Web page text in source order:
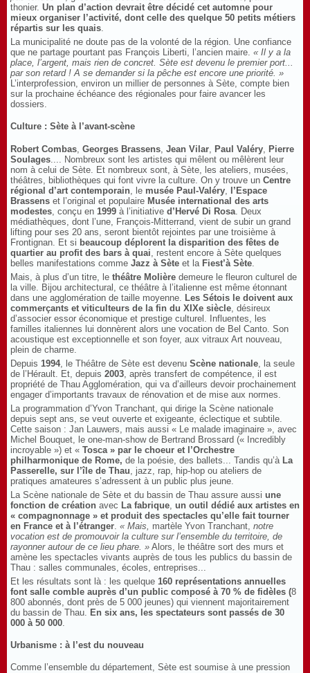
thonier. Un plan d’action devrait être décidé cet automne pour
mieux organiser l’activité, dont celle des quelque 50 petits métiers
répartis sur les quais.
La municipalité ne doute pas de la volonté de la région. Une confiance
que ne partage pourtant pas François Liberti, l’ancien maire. « Il y a la
place, l’argent, mais rien de concret. Sète est devenu le premier port...
par son retard ! A se demander si la pêche est encore une priorité. »
L’interprofession, environ un millier de personnes à Sète, compte bien
sur la prochaine échéance des régionales pour faire avancer les
dossiers.
Culture : Sète à l’avant-scène
Robert Combas Georges Brassens Jean Vilar Paul Valéry Pierre
Soulages .... Nombreux sont les artistes qui mêlent ou mêlèrent leur
nom à celui de Sète. Et nombreux sont, à Sète, les ateliers, musées,
théâtres, bibliothèques qui font vivre la culture. On y trouve un Centre
régional d’art contemporain , le musée Paul-Valéry l’Espace
Brassens et l’original et populaire Musée international des arts
modestes , conçu en 1999 à l’initiative d’Hervé Di Rosa . Deux
médiathèques, dont l’une, François-Mitterrand, vient de subir un grand
lifting pour ses 20 ans, seront bientôt rejointes par une troisième à
Frontignan. Et si beaucoup déplorent la disparition des fêtes de
quartier au profit des bars à quai , restent encore à Sète quelques
belles manifestations comme Jazz à Sète et la Fiest’à Sète
Mais, à plus d’un titre, le théâtre Molière demeure le fleuron culturel de
la ville. Bijou architectural, ce théâtre à l’italienne est même étonnant
dans une agglomération de taille moyenne. Les Sétois le doivent aux
commerçants et viticulteurs de la fin du XIXe siècle , désireux
d’associer essor économique et prestige culturel. Influentes, les
familles italiennes lui donnèrent alors une vocation de Bel Canto. Son
acoustique est exceptionnelle et son foyer, aux vitraux Art nouveau,
plein de charme.
Depuis 1994, le Théâtre de Sète est devenu Scène nationale , la seule
de l’Hérault. Et, depuis 2003 , après transfert de compétence, il est
propriété de Thau Agglomération, qui va d’ailleurs devoir prochainement
engager d’importants travaux de rénovation et de mise aux normes.
La programmation d’Yvon Tranchant, qui dirige la Scène nationale
depuis sept ans, se veut ouverte et exigeante, éclectique et subtile.
Cette saison : Jan Lauwers, mais aussi « Le malade imaginaire », avec
Michel Bouquet, le one-man-show de Bertrand Brossard (« Incredibly
incroyable ») et « Tosca » par le choeur et l’Orchestre
philharmonique de Rome, de la poésie, des ballets... Tandis qu’à La
Passerelle, sur l’île de Thau , jazz, rap, hip-hop ou ateliers de
pratiques amateures s’adressent à un public plus jeune.
La Scène nationale de Sète et du bassin de Thau assure aussi une
fonction de création avec La fabrique un outil dédié aux artistes en
« compagnonnage » et produit des spectacles qu’elle fait tourner
en France et à l’étranger « Mais, martèle Yvon Tranchant, notre
vocation est de promouvoir la culture sur l’ensemble du territoire, de
rayonner autour de ce lieu phare. » Alors, le théâtre sort des murs et
amène les spectacles vivants auprès de tous les publics du bassin de
Thau : salles communales, écoles, entreprises...
Et les résultats sont là : les quelque 160 représentations annuelles
font salle comble auprès d’un public composé à 70 % de fidèles (8
800 abonnés, dont près de 5 000 jeunes) qui viennent majoritairement
du bassin de Thau. En six ans, les spectateurs sont passés de 30
000 à 50 000
Urbanisme : à l’est du nouveau
Comme l’ensemble du département, Sète est soumise à une pression